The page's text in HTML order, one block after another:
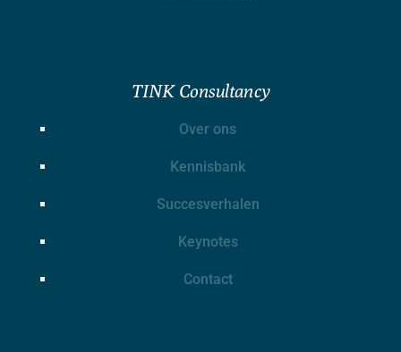
TINK Consultancy
Over ons
Kennisbank
Succesverhalen
Keynotes
Contact